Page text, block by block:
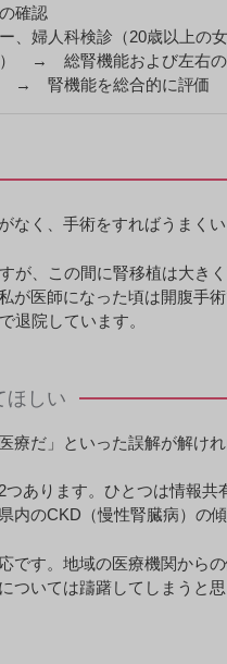
確認
ー、婦人科検診（20歳以上
） → 総腎機能および左右の
→ 腎機能を総合的に評価
なく、手術をすればうまく
が、この間に腎移植は大き
が医師になった頃は開腹手
退院しています。
ほしい
療だ」といった誤解が解け
あります。ひとつは情報
内のCKD（慢性腎臓病）の
です。地域の医療機関から
ついては躊躇してしまうと